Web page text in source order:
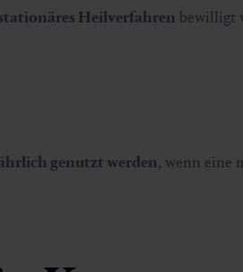
Heilverfahren bewilligt
genutzt werden, wenn eine